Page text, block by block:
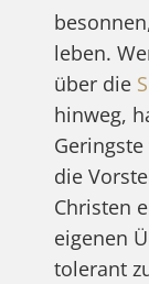
leben.
über die
hinweg,
die
Christen
eigenen
tolerant